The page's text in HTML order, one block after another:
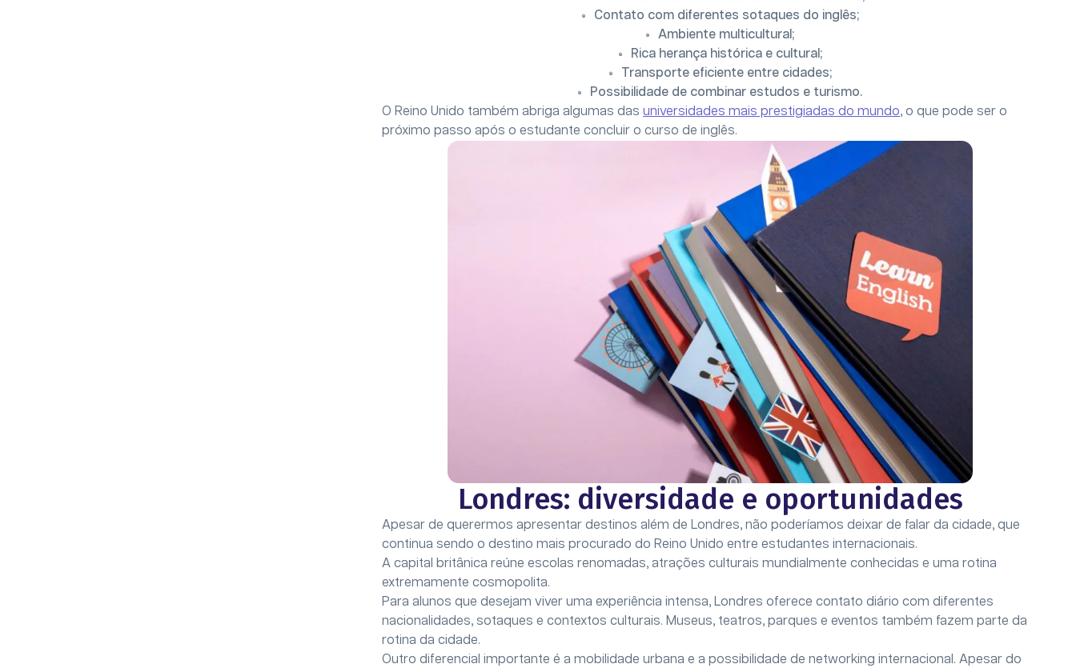
Contato com diferentes sotaques do inglês;
Ambiente multicultural;
Rica herança histórica e cultural;
Transporte eficiente entre cidades;
Possibilidade de combinar estudos e turismo.
O Reino Unido também abriga algumas das universidades mais prestigiadas do mundo, o que pode ser o
próximo passo após o estudante concluir o curso de inglês.
Londres: diversidade e oportunidades
Apesar de querermos apresentar destinos além de Londres, não poderíamos deixar de falar da cidade, que
continua sendo o destino mais procurado do Reino Unido entre estudantes internacionais.
A capital britânica reúne escolas renomadas, atrações culturais mundialmente conhecidas e uma rotina
extremamente cosmopolita.
Para alunos que desejam viver uma experiência intensa, Londres oferece contato diário com diferentes
nacionalidades, sotaques e contextos culturais. Museus, teatros, parques e eventos também fazem parte da
rotina da cidade.
Outro diferencial importante é a mobilidade urbana e a possibilidade de networking internacional. Apesar do